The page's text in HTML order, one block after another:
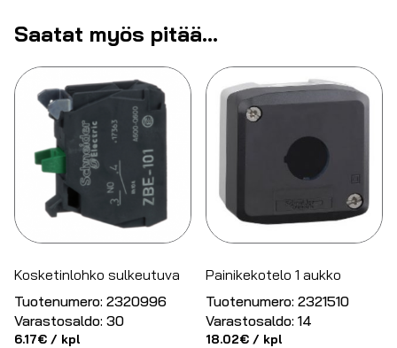
Saatat myös pitää...
Kosketinlohko sulkeutuva
Tuotenumero: 2320996
Varastosaldo: 30
6.17€ / kpl
Painikekotelo 1 aukko
Tuotenumero: 2321510
Varastosaldo: 14
18.02€ / kpl